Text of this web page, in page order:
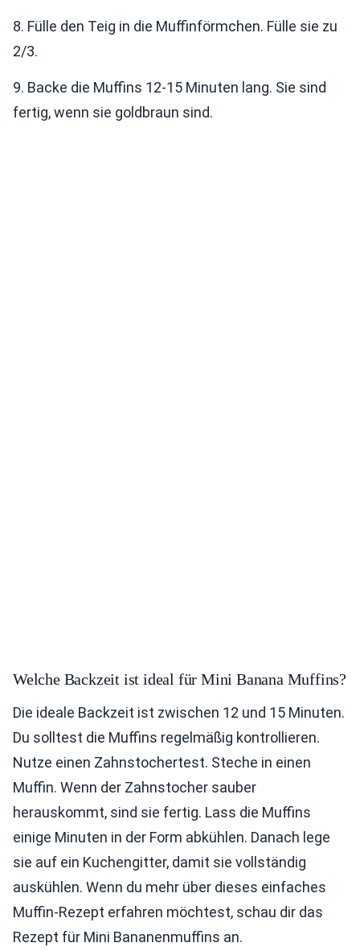
8. Fülle den Teig in die Muffinförmchen. Fülle sie zu
2/3.
9. Backe die Muffins 12-15 Minuten lang. Sie sind
fertig, wenn sie goldbraun sind.
Welche Backzeit ist ideal für Mini Banana Muffins?
Die ideale Backzeit ist zwischen 12 und 15 Minuten.
Du solltest die Muffins regelmäßig kontrollieren.
Nutze einen Zahnstochertest. Steche in einen
Muffin. Wenn der Zahnstocher sauber
herauskommt, sind sie fertig. Lass die Muffins
einige Minuten in der Form abkühlen. Danach lege
sie auf ein Kuchengitter, damit sie vollständig
auskühlen. Wenn du mehr über dieses einfaches
Muffin-Rezept erfahren möchtest, schau dir das
Rezept für Mini Bananenmuffins an.